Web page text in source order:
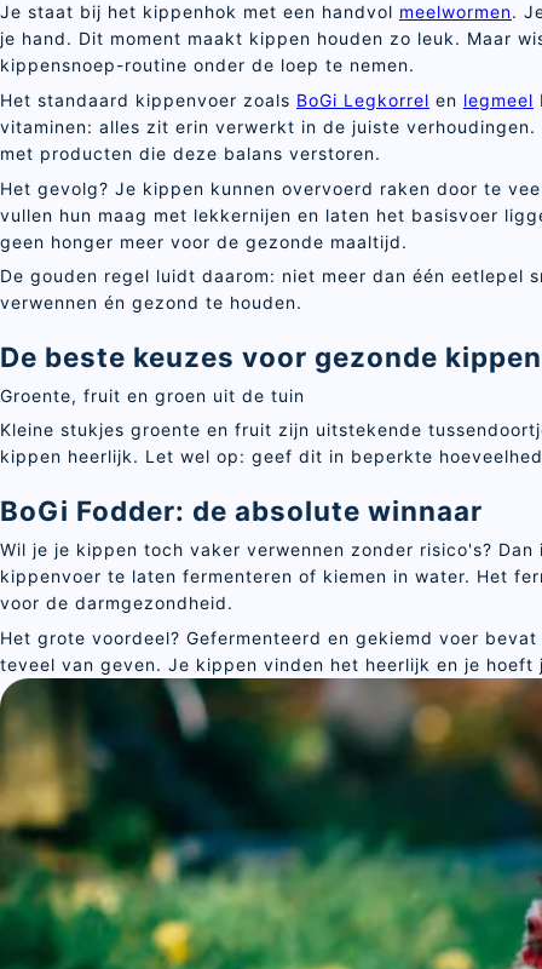
Je staat bij het kippenhok met een handvol meelwormen.
je hand. Dit moment maakt kippen houden zo leuk. Maar
kippensnoep-routine onder de loep te nemen.
Het standaard kippenvoer zoals BoGi Legkorrel en legmeel
vitaminen: alles zit erin verwerkt in de juiste
met producten die deze balans verstoren.
Het gevolg? Je kippen kunnen overvoerd raken door te
vullen hun maag met lekkernijen en laten het basisvoer
geen honger meer voor de gezonde maaltijd.
De gouden regel luidt daarom: niet meer dan één
verwennen én gezond te houden.
De beste keuzes voor gezonde
Groente, fruit en groen uit de tuin
Kleine stukjes groente en fruit zijn uitstekende
kippen heerlijk. Let wel op: geef dit in beperkte
BoGi Fodder: de absolute winnaar
Wil je je kippen toch vaker verwennen zonder risico's?
kippenvoer te laten fermenteren of kiemen in water. Het
voor de darmgezondheid.
Het grote voordeel? Gefermenteerd en gekiemd voer
teveel van geven. Je kippen vinden het heerlijk en je